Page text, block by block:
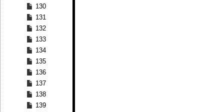
130
131
132
133
134
135
136
137
138
139